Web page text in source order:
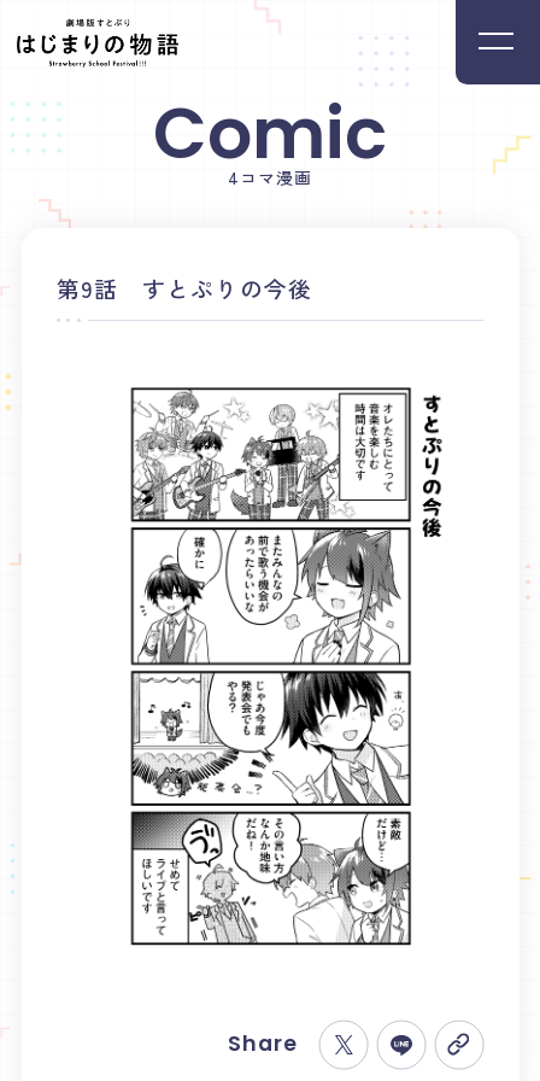
Home Movie
ムービー
News Introduction
Member Staff&Cast
Ticket
チケット
Theater
映画館リスト
Music Goods
グッズ
Special
スペシャル
Comic
4コマ漫画
第9話 すとぷりの今後
Share